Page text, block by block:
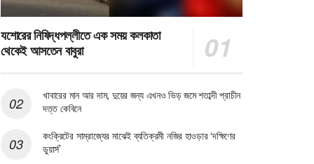
যশোরের নিষিদ্ধপল্লীতে এক সময় কলকাতা
থেকেই আসতেন বাবুরা
খাবারের মান আর দাম, দুয়ের জন্য এখনও ভিড় জমে শতাব্দী প্রাচীন
দত্ত কেবিনে
কংক্রিটের সাম্রাজ্যের মাঝেই ব্যতিক্রমী নজির হাওড়ার ‘দক্ষিণের
ডুয়ার্স’